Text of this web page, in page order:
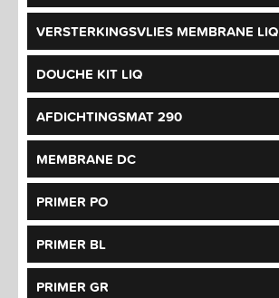
VERSTERKINGSVLIES MEMBRANE LIQ
DOUCHE KIT LIQ
AFDICHTINGSMAT 290
MEMBRANE DC
PRIMER PO
PRIMER BL
PRIMER GR